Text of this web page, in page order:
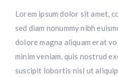
Lorem ipsum dolor sit amet,
sed diam nonummy nibh
dolore magna aliquam erat
minim veniam, quis nostrud
suscipit lobortis nisl ut aliquip